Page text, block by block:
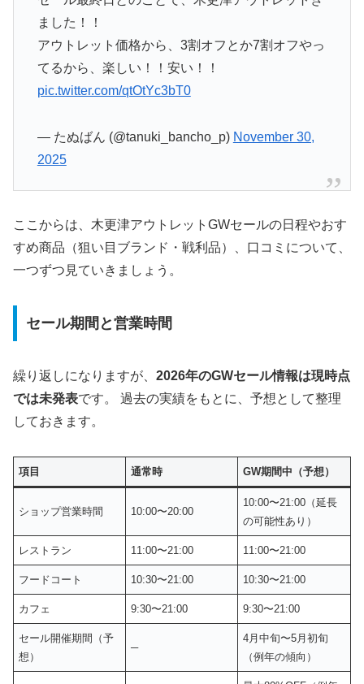
ました！！
アウトレット価格から、3割オフとか7割オフやっ
てるから、楽しい！！安い！！
pic.twitter.com/qtOtYc3bT0
— たぬばん (@tanuki_bancho_p) November 30,
2025
ここからは、木更津アウトレットGWセールの日程やおす
すめ商品（狙い目ブランド・戦利品）、口コミについて、
一つずつ見ていきましょう。
セール期間と営業時間
繰り返しになりますが、 2026年のGWセール情報は現時点
では未発表です。 過去の実績をもとに、予想として整理
しておきます。
項目 通常時 GW期間中（予想）
ショップ営業時間 10:00〜20:00
10:00〜21:00（延長
の可能性あり）
レストラン 11:00〜21:00 11:00〜21:00
フードコート 10:30〜21:00 10:30〜21:00
カフェ 9:30〜21:00 9:30〜21:00
セール開催期間（予
想）
─
4月中旬〜5月初旬
（例年の傾向）